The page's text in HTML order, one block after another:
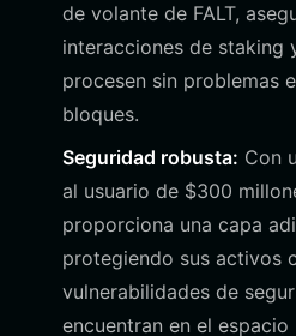
de volante de FALT,
interacciones de staking
procesen sin problemas
bloques.
Seguridad robusta: Con
al usuario de $300
proporciona una capa
protegiendo sus activos
vulnerabilidades de
encuentran en el espacio